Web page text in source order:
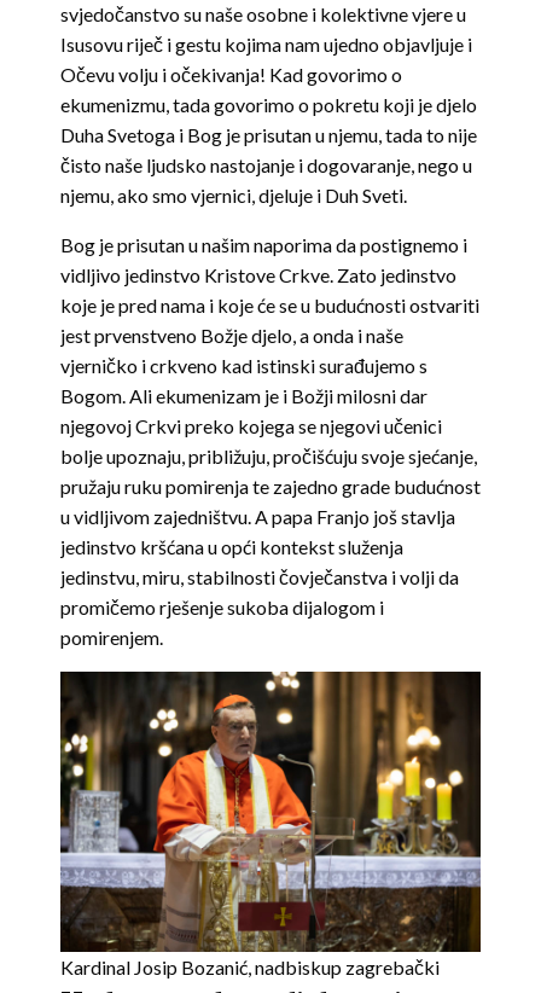
svjedočanstvo su naše osobne i kolektivne vjere u
Isusovu riječ i gestu kojima nam ujedno objavljuje i
Očevu volju i očekivanja! Kad govorimo o
ekumenizmu, tada govorimo o pokretu koji je djelo
Duha Svetoga i Bog je prisutan u njemu, tada to nije
čisto naše ljudsko nastojanje i dogovaranje, nego u
njemu, ako smo vjernici, djeluje i Duh Sveti.
Bog je prisutan u našim naporima da postignemo i
vidljivo jedinstvo Kristove Crkve. Zato jedinstvo
koje je pred nama i koje će se u budućnosti ostvariti
jest prvenstveno Božje djelo, a onda i naše
vjerničko i crkveno kad istinski surađujemo s
Bogom. Ali ekumenizam je i Božji milosni dar
njegovoj Crkvi preko kojega se njegovi učenici
bolje upoznaju, približuju, pročišćuju svoje sjećanje,
pružaju ruku pomirenja te zajedno grade budućnost
u vidljivom zajedništvu. A papa Franjo još stavlja
jedinstvo kršćana u opći kontekst služenja
jedinstvu, miru, stabilnosti čovječanstva i volji da
promičemo rješenje sukoba dijalogom i
pomirenjem.
Kardinal Josip Bozanić, nadbiskup zagrebački